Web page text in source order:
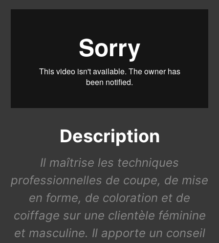
Description
Il maîtrise les techniques
professionnelles de coupe, de mise
en forme, de coloration et de
coiffage sur une clientèle féminine
et masculine. Il apporte un conseil